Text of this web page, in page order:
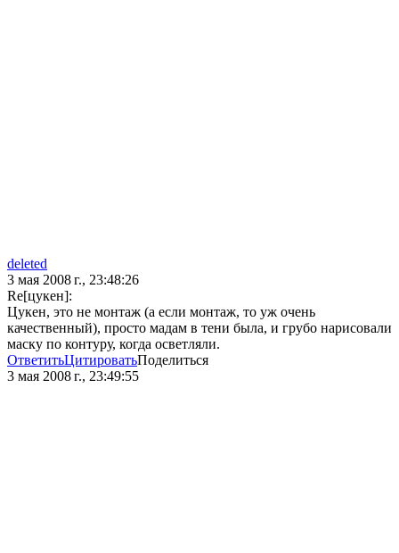
deleted
3 мая 2008 г., 23:48:26
Re[цукен]:
Цукен, это не монтаж (а если монтаж, то уж очень
качественный), просто мадам в тени была, и грубо нарисовали
маску по контуру, когда осветляли.
ОтветитьЦитироватьПоделиться
3 мая 2008 г., 23:49:55